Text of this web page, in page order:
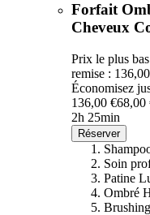
Forfait
Cheveux
Prix le plus
remise :
Économisez
136,00 €68,00
2h 25min
Réserver
Soin
Patine
Ombré